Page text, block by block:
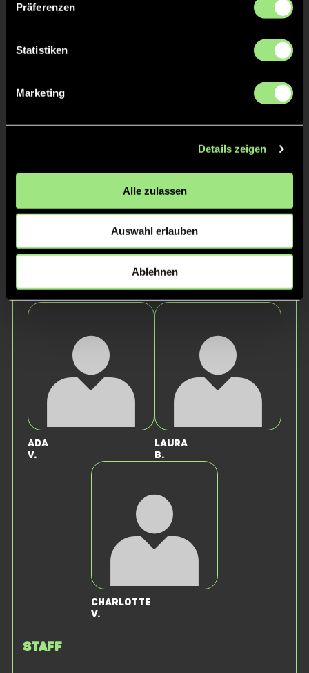
Präferenzen
Statistiken
Marketing
Details zeigen
Alle zulassen
Auswahl erlauben
Ablehnen
Martha
Finja
Ada
V.
Laura
B.
Charlotte
v.
Staff